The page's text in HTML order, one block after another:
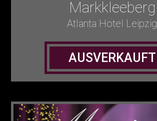
Markkleeberg
Atlanta Hotel Leipzig
AUSVERKAUFT